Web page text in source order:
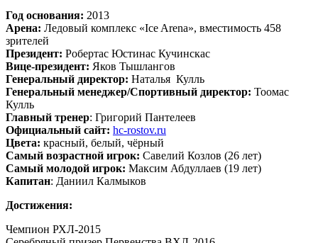
Год основания: 2013
Арена: Ледовый комплекс «Ice Arena», вместимость 458
зрителей
Президент: Робертас Юстинас Кучинскас
Вице-президент: Яков Тышлангов
Генеральный директор: Наталья Кулль
Генеральный менеджер/Спортивный директор: Тоомас
Кулль
Главный тренер: Григорий Пантелеев
Официальный сайт: hс-rostov.ru
Цвета: красный, белый, чёрный
Самый возрастной игрок: Савелий Козлов (26 лет)
Самый молодой игрок: Максим Абдуллаев (19 лет)
Капитан: Даниил Калмыков
Достижения:
Чемпион РХЛ-2015